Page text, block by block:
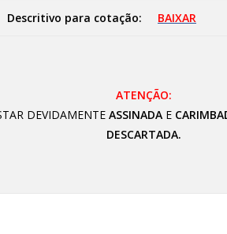
Descritivo para cotação: BAIXAR
ATENÇÃO:
DEVIDAMENTE ASSINADA E
DESCARTADA.